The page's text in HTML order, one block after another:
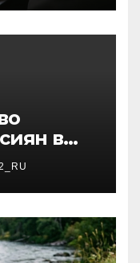
в
3 дней